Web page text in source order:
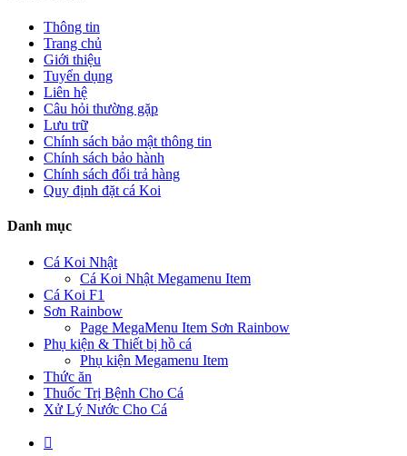
Thông tin
Trang chủ
Giới thiệu
Tuyển dụng
Liên hệ
Câu hỏi thường gặp
Lưu trữ
Chính sách bảo mật thông tin
Chính sách bảo hành
Chính sách đổi trả hàng
Quy định đặt cá Koi
Danh mục
Cá Koi Nhật
Cá Koi Nhật Megamenu Item
Cá Koi F1
Sơn Rainbow
Page MegaMenu Item Sơn Rainbow
Phụ kiện & Thiết bị hồ cá
Phụ kiện Megamenu Item
Thức ăn
Thuốc Trị Bệnh Cho Cá
Xử Lý Nước Cho Cá